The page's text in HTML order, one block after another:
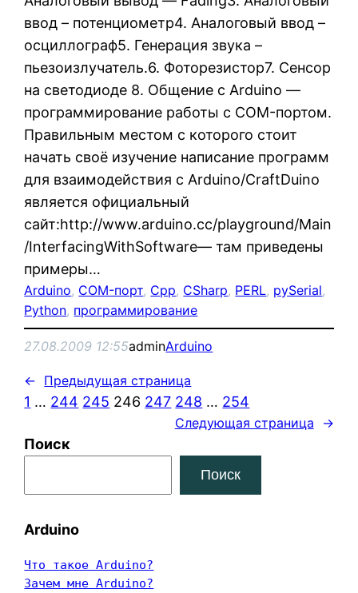
ввод – потенциометр4. Аналоговый ввод –
осциллограф5. Генерация звука –
пьезоизлучатель.6. Фоторезистор7. Сенсор
на светодиоде 8. Общение с Arduino —
программирование работы с COM-портом.
Правильным местом с которого стоит
начать своё изучение написание программ
для взаимодействия с Arduino/CraftDuino
является официальный
сайт:http://www.arduino.cc/playground/Main
/InterfacingWithSoftware— там приведены
примеры…
Arduino, COM-порт, Cpp, CSharp, PERL, pySerial
Python, программирование
27.08.2009 12:55adminArduino
← Предыдущая страница
1 … 244 245 246 247 248 … 254
Следующая страница →
Поиск
Поиск
Arduino
Что такое Arduino?
Зачем мне Arduino?